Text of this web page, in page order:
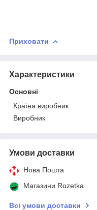
Приховати
Характеристики
Основні
Країна виробник
Виробник
Умови доставки
Нова Пошта
Магазини Rozetka
Всі умови доставки